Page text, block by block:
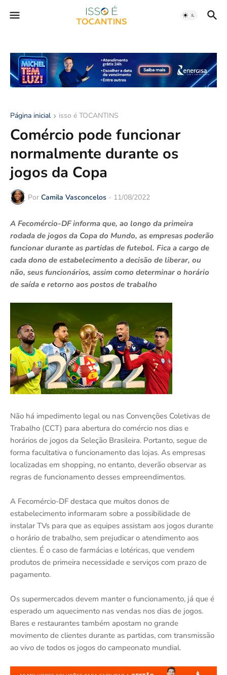
Página inicial isso é TOCANTINS
Comércio pode funcionar
normalmente durante os
jogos da Copa
Por Camila Vasconcelos - 11/08/2022
A Fecomércio-DF informa que, ao longo da primeira
rodada de jogos da Copa do Mundo, as empresas poderão
funcionar durante as partidas de futebol. Fica a cargo de
cada dono de estabelecimento a decisão de liberar, ou
não, seus funcionários, assim como determinar o horário
de saída e retorno aos postos de trabalho
Não há impedimento legal ou nas Convenções Coletivas de
Trabalho (CCT) para abertura do comércio nos dias e
horários de jogos da Seleção Brasileira. Portanto, segue de
forma facultativa o funcionamento das lojas. As empresas
localizadas em shopping, no entanto, deverão observar as
regras de funcionamento desses empreendimentos.
A Fecomércio-DF destaca que muitos donos de
estabelecimento informaram sobre a possibilidade de
instalar TVs para que as equipes assistam aos jogos durante
o horário de trabalho, sem prejudicar o atendimento aos
clientes. É o caso de farmácias e lotéricas, que vendem
produtos de primeira necessidade e serviços com prazo de
pagamento.
Os supermercados devem manter o funcionamento, já que é
esperado um aquecimento nas vendas nos dias de jogos.
Bares e restaurantes também apostam no grande
movimento de clientes durante as partidas, com transmissão
ao vivo de todos os jogos do campeonato mundial.